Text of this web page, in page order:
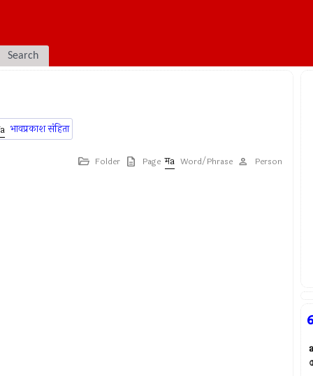
Search
भावप्रकाश संहिता
Folder Page Word/Phrase Person